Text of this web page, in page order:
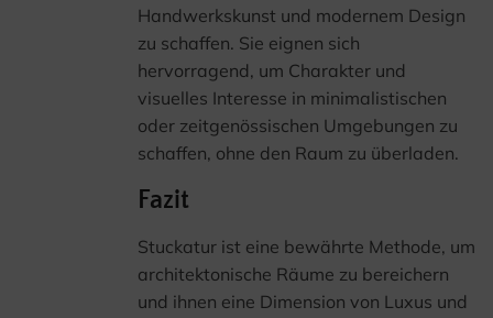
Handwerkskunst und modernem Design
zu schaffen. Sie eignen sich
hervorragend, um Charakter und
visuelles Interesse in minimalistischen
oder zeitgenössischen Umgebungen zu
schaffen, ohne den Raum zu überladen.
Fazit
Stuckatur ist eine bewährte Methode, um
architektonische Räume zu bereichern
und ihnen eine Dimension von Luxus und